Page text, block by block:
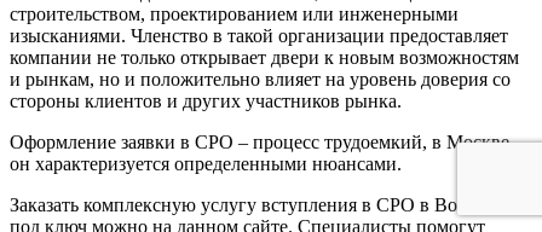
строительством, проектированием или инженерными
изысканиями. Членство в такой организации предоставляет
компании не только открывает двери к новым возможностям
и рынкам, но и положительно влияет на уровень доверия со
стороны клиентов и других участников рынка.
Оформление заявки в СРО – процесс трудоемкий, в Москве
он характеризуется определенными нюансами.
Заказать комплексную услугу вступления в СРО в Волжском
под ключ можно на данном сайте. Специалисты помогут